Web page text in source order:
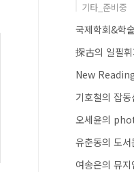
기타_준비중
국제학회&학
探古의 일필휘
New
기호철의 잡
오세윤의
유춘동의 도서
여송은의 뮤